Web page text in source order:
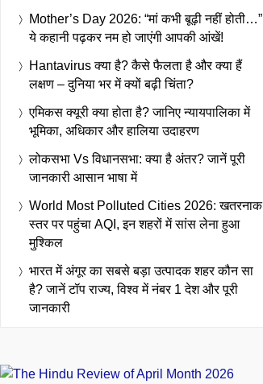
Mother’s Day 2026: “मां कभी बूढ़ी नहीं होती…”
ये कहानी पढ़कर नम हो जाएंगी आपकी आंखें!
Hantavirus क्या है? कैसे फैलता है और क्या हैं
लक्षण – दुनिया भर में क्यों बढ़ी चिंता?
एमिकस क्यूरी क्या होता है? जानिए न्यायपालिका में
भूमिका, अधिकार और हालिया उदाहरण
लोकसभा Vs विधानसभा: क्या है अंतर? जानें पूरी
जानकारी आसान भाषा में
World Most Polluted Cities 2026: खतरनाक
स्तर पर पहुंचा AQI, इन शहरों में सांस लेना हुआ
मुश्किल
भारत में अंगूर का सबसे बड़ा उत्पादक शहर कौन सा
है? जानें टॉप राज्य, विश्व में नंबर 1 देश और पूरी
जानकारी